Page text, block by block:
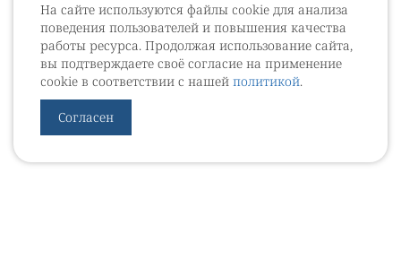
На сайте используются файлы cookie для анализа
поведения пользователей и повышения качества
работы ресурса. Продолжая использование сайта,
вы подтверждаете своё согласие на применение
cookie в соответствии с нашей политикой.
Согласен